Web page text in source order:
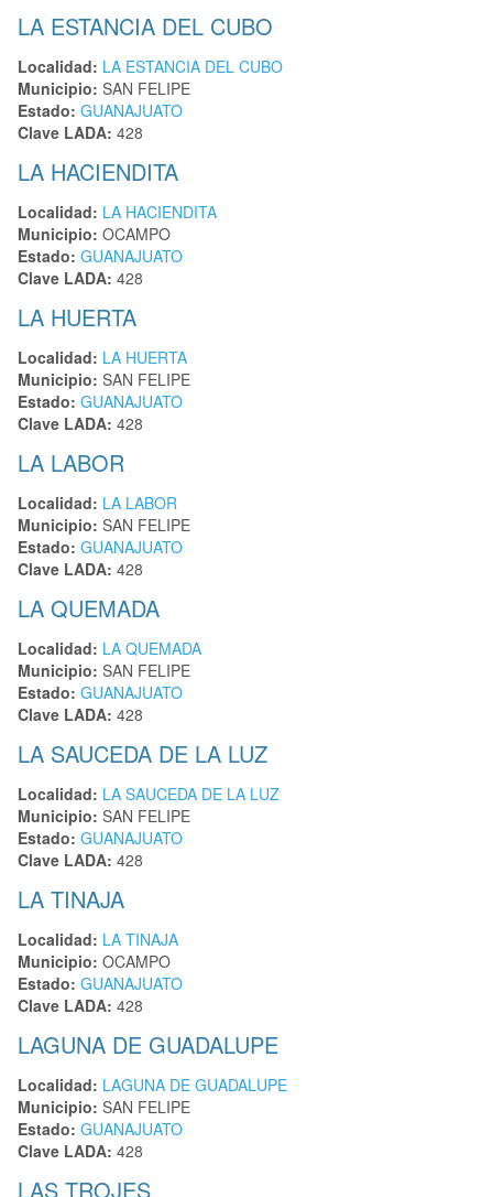
LA ESTANCIA DEL CUBO
Localidad: LA ESTANCIA DEL CUBO
Municipio: SAN FELIPE
Estado: GUANAJUATO
Clave LADA: 428
LA HACIENDITA
Localidad: LA HACIENDITA
Municipio: OCAMPO
Estado: GUANAJUATO
Clave LADA: 428
LA HUERTA
Localidad: LA HUERTA
Municipio: SAN FELIPE
Estado: GUANAJUATO
Clave LADA: 428
LA LABOR
Localidad: LA LABOR
Municipio: SAN FELIPE
Estado: GUANAJUATO
Clave LADA: 428
LA QUEMADA
Localidad: LA QUEMADA
Municipio: SAN FELIPE
Estado: GUANAJUATO
Clave LADA: 428
LA SAUCEDA DE LA LUZ
Localidad: LA SAUCEDA DE LA LUZ
Municipio: SAN FELIPE
Estado: GUANAJUATO
Clave LADA: 428
LA TINAJA
Localidad: LA TINAJA
Municipio: OCAMPO
Estado: GUANAJUATO
Clave LADA: 428
LAGUNA DE GUADALUPE
Localidad: LAGUNA DE GUADALUPE
Municipio: SAN FELIPE
Estado: GUANAJUATO
Clave LADA: 428
LAS TROJES